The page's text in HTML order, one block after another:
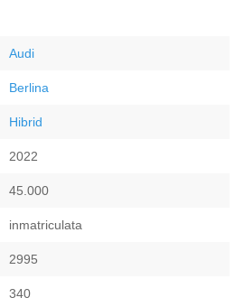
Audi
Berlina
Hibrid
2022
45.000
inmatriculata
2995
340